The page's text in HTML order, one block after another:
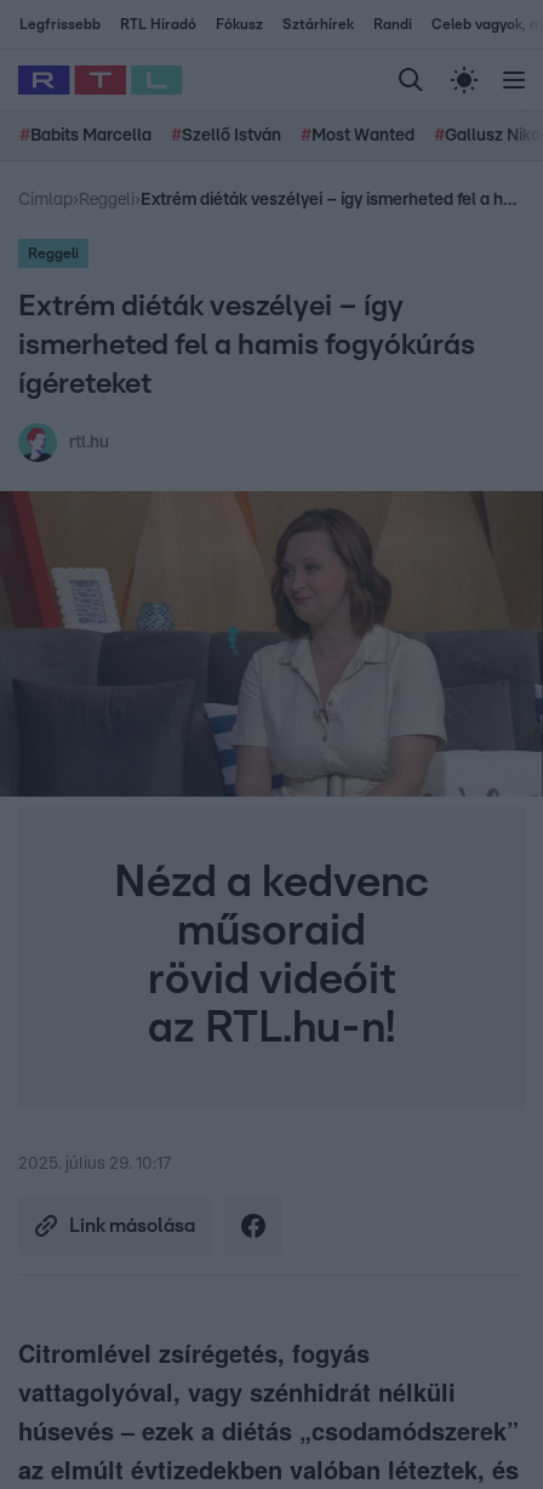
Legfrissebb RTL Híradó Fókusz Sztárhírek Randi Celeb vagyok,
# Babits Marcella #Szellő István # Most Wanted #Gallusz
Címlap› Reggeli› Extrém diéták veszélyei – így ismerheted fel a hamis fogyókúrás ígéreteket
Reggeli
Extrém diéták veszélyei – így
ismerheted fel a hamis fogyókúrás
ígéreteket
rtl.hu
Nézd a kedvenc
műsoraid
rövid videóit
az RTL.hu-n!
2025. július 29. 10:17
Link másolása
Citromlével zsírégetés, fogyás
vattagolyóval, vagy szénhidrát nélküli
húsevés – ezek a diétás „csodamódszerek”
az elmúlt évtizedekben valóban léteztek, és